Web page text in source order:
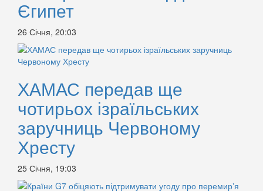
Єгипет
26 Січня, 20:03
ХАМАС передав ще
чотирьох ізраїльських
заручниць Червоному
Хресту
25 Січня, 19:03